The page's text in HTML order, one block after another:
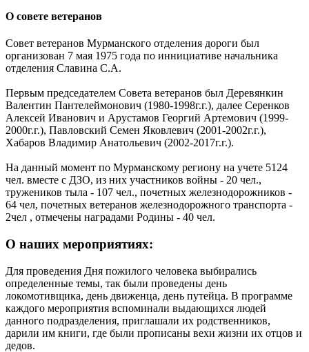
О совете ветеранов
Совет ветеранов Мурманского отделения дороги был
организован 7 мая 1975 года по иннициативе начальника
отделения Славина С.А.
Первым председателем Совета ветеранов был Деревянкин
Валентин Пантелеймонович (1980-1998г.г.), далее Серенков
Алексей Иванович и Арустамов Георгий Артемович (1999-
2000г.г.), Павловский Семен Яковлевич (2001-2002г.г.),
Хабаров Владимир Анатольевич (2002-2017г.г.).
На данный момент по Мурманскому региону на учете 5124
чел. вместе с ДЗО, из них участников войны - 20 чел.,
тружеников тыла - 107 чел., почетных железнодорожников -
64 чел, почетных ветеранов железнодорожного транспорта -
2чел , отмечены наградами Родины - 40 чел.
О наших мероприятиях:
Для проведения Дня пожилого человека выбирались
определенные темы, так были проведены день
локомотивщика, день движенца, день путейца. В программе
каждого мероприятия вспоминали выдающихся людей
данного подразделения, приглашали их родственников,
дарили им книги, где были прописаны вехи жизни их отцов и
дедов.